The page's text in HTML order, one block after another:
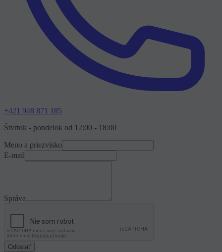
+421 948 871 185
Štvrtok - pondelok od 12:00 - 18:00
Meno a priezvisko
E-mail
Správa
Odoslať